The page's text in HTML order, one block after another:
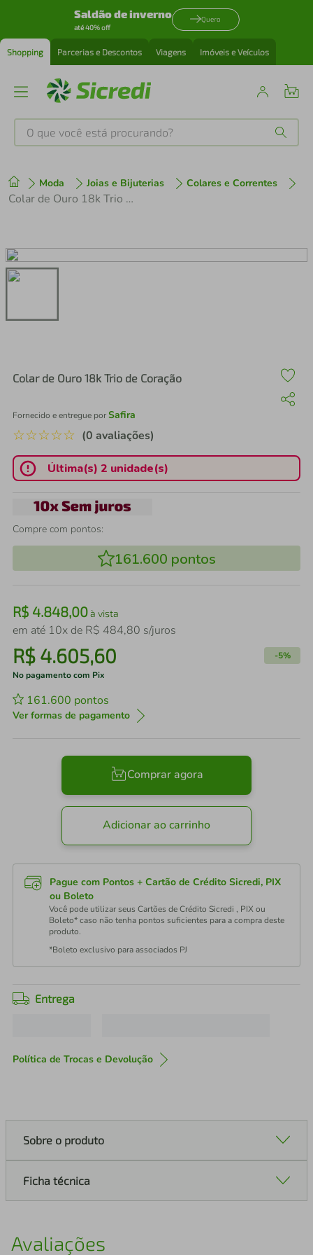
Saldão de inverno
até 40% off
Quero
Shopping Parcerias e Descontos Viagens Imóveis e Veículos
O que você está procurando?
Moda Joias e Bijuterias Colares e Correntes
Colar de Ouro 18k Trio de Coração
Colar de Ouro 18k Trio de Coração
Fornecido e entregue porSafira
☆☆☆☆☆ (0 avaliações)
Última(s) 2 unidade(s)
Compre com pontos:
161.600 pontos
R$ 4.848,00à vista
em até 10x de R$ 484,80 s/juros
R$ 4.605,60 -5%
No pagamento com Pix
161.600 pontos
Ver formas de pagamento
Comprar agora
Adicionar ao carrinho
Pague com Pontos + Cartão de Crédito Sicredi, PIX
ou Boleto
Você pode utilizar seus Cartões de Crédito Sicredi , PIX ou
Boleto* caso não tenha pontos suficientes para a compra deste
produto.
*Boleto exclusivo para associados PJ
Entrega
Política de Trocas e Devolução
Sobre o produto
Ficha técnica
Avaliações
1º tenis